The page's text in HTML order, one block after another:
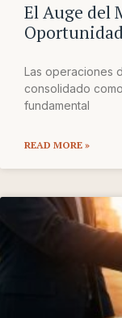
El Auge del
Las operaciones
consolidado
fundamental
READ MORE »